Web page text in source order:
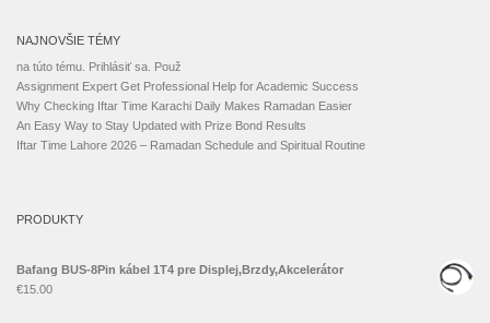
NAJNOVŠIE TÉMY
na túto tému. Prihlásiť sa. Použ
Assignment Expert Get Professional Help for Academic Success
Why Checking Iftar Time Karachi Daily Makes Ramadan Easier
An Easy Way to Stay Updated with Prize Bond Results
Iftar Time Lahore 2026 – Ramadan Schedule and Spiritual Routine
PRODUKTY
Bafang BUS-8Pin kábel 1T4 pre Displej,Brzdy,Akcelerátor
€15.00